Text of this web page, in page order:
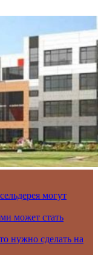
могут
может стать
нужно сделать на